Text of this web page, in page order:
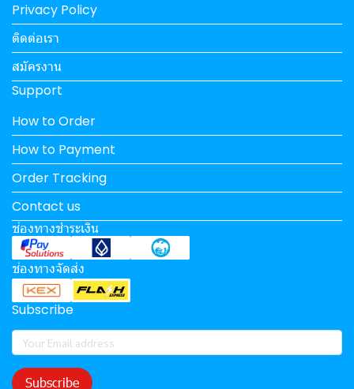
Privacy Policy
ติดต่อเรา
สมัครงาน
Support
How to Order
How to Payment
Order Tracking
Contact us
ช่องทางชำระเงิน
ช่องทางจัดส่ง
Subscribe
Subscribe